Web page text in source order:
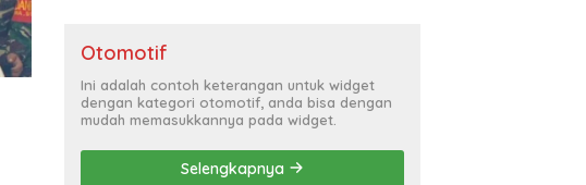
Otomotif
Ini adalah contoh keterangan untuk widget
dengan kategori otomotif, anda bisa dengan
mudah memasukkannya pada widget.
Selengkapnya